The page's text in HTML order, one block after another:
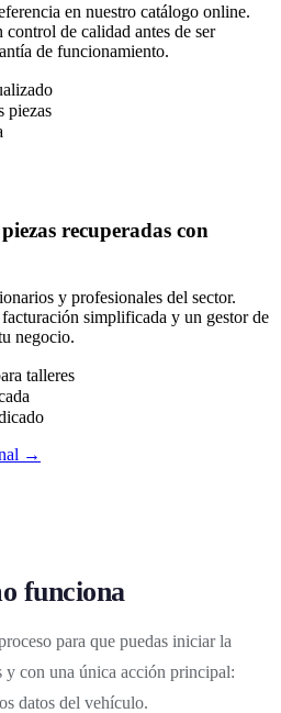
en nuestro catálogo online.
control de calidad antes de ser
de funcionamiento.
piezas
recuperadas con
y profesionales del sector.
simplificada y un gestor de
negocio.
talleres
→
funciona
para que puedas iniciar la
y con una única acción principal:
datos del vehículo.